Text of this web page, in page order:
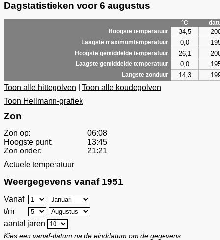
Dagstatistieken voor 6 augustus
°C
Hoogste temperatuur
34,5
Laagste maximumtemperatuur 0,0
Hoogste gemiddelde temperatuur 26,1
Laagste gemiddelde temperatuur 0,0
Langste zonduur 14,3
Toon alle hittegolven
Toon alle koudegolven
Toon Hellmann-grafiek
Zon
Zon op:
06:08
Hoogste punt:
13:45
Zon onder:
21:21
Actuele temperatuur
Weergegevens vanaf 1951
Vanaf
t/m
aantal jaren
Kies een vanaf-datum na de einddatum om de gegevens